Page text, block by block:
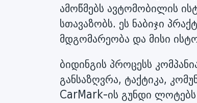
ამოწმებს ავტომობილის
სთავაზობს. ეს ნაბიჯი
მდგომარეობა და მისი
ბიდინგის პროცესს
განსაზღვრა, ტაქტიკა,
CarMark-ის გუნდი ლოტებს